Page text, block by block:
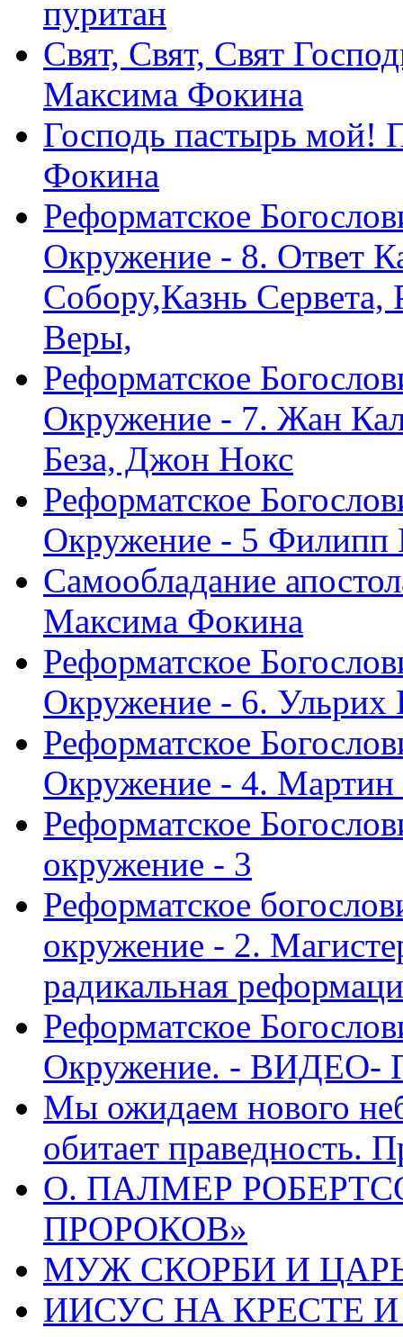
пуритан
Свят, Свят, Свят
Максима Фокина
Господь пастырь мой!
Фокина
Реформатское
Окружение - 8. Ответ
Собору,Казнь Сервета,
Веры,
Реформатское
Окружение - 7. Жан
Беза, Джон Нокс
Реформатское
Окружение - 5 Филипп
Самообладание
Максима Фокина
Реформатское
Окружение - 6. Ульрих
Реформатское
Окружение - 4.
Реформатское
окружение - 3
Реформатское
окружение - 2.
радикальная
Реформатское
Окружение. - ВИДЕО-
Мы ожидаем нового
обитает праведность.
О. ПАЛМЕР
ПРОРОКОВ»
МУЖ СКОРБИ И ЦАРЬ
ИИСУС НА КРЕСТЕ